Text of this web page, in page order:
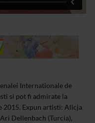
Internationale de
si pot fi admirate la
2015. Expun artisti: Alicja
Dellenbach (Turcia),